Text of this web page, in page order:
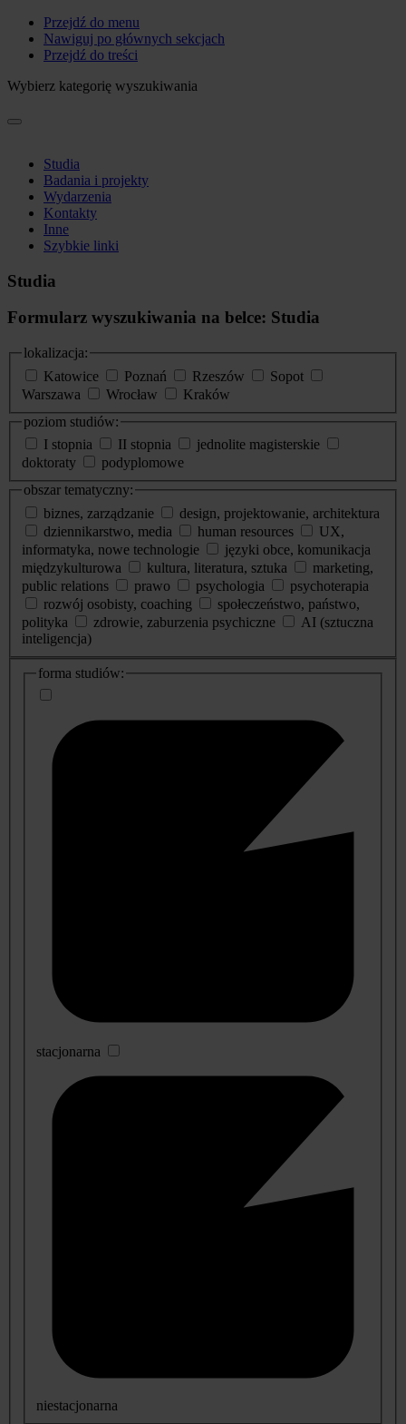
Przejdź do menu
Nawiguj po głównych sekcjach
Przejdź do treści
Wybierz kategorię wyszukiwania
Studia
Badania i projekty
Wydarzenia
Kontakty
Inne
Szybkie linki
Studia
Formularz wyszukiwania na belce: Studia
lokalizacja:
Katowice
Poznań Rzeszów
Sopot
Warszawa
Wrocław
Kraków
poziom studiów:
I stopnia
II stopnia
jednolite magisterskie
doktoraty
podyplomowe
obszar tematyczny:
biznes, zarządzanie
design, projektowanie, architektura
dziennikarstwo, media
human resources
UX,
informatyka, nowe technologie
języki obce, komunikacja
międzykulturowa
kultura, literatura, sztuka
marketing,
public relations
prawo psychologia
psychoterapia
rozwój osobisty, coaching
społeczeństwo, państwo,
polityka
zdrowie, zaburzenia psychiczne
AI (sztuczna
inteligencja)
dodatkowe
informacje
forma studiów:
stacjonarna
niestacjonarna